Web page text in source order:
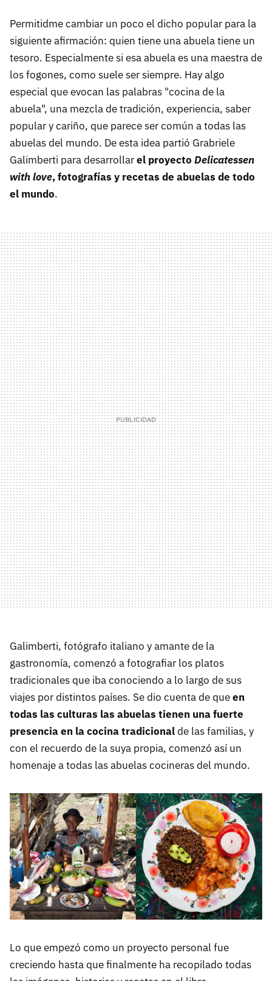
Permitidme cambiar un poco el dicho popular para la
siguiente afirmación: quien tiene una abuela tiene un
tesoro. Especialmente si esa abuela es una maestra de
los fogones, como suele ser siempre. Hay algo
especial que evocan las palabras "cocina de la
abuela", una mezcla de tradición, experiencia, saber
popular y cariño, que parece ser común a todas las
abuelas del mundo. De esta idea partió Grabriele
Galimberti para desarrollarel proyecto Delicatessen
with love, fotografías y recetas de abuelas de todo
el mundo.
Galimberti, fotógrafo italiano y amante de la
gastronomía, comenzó a fotografiar los platos
tradicionales que iba conociendo a lo largo de sus
viajes por distintos países. Se dio cuenta de queen
todas las culturas las abuelas tienen una fuerte
presencia en la cocina tradicionalde las familias, y
con el recuerdo de la suya propia, comenzó así un
homenaje a todas las abuelas cocineras del mundo.
Lo que empezó como un proyecto personal fue
creciendo hasta que finalmente ha recopilado todas